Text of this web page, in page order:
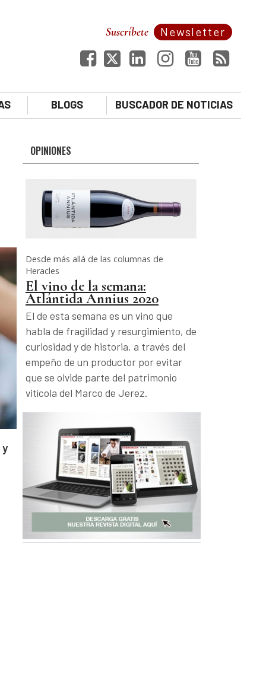
Newsletter
Suscríbete
BLOGS BUSCADOR DE NOTICIAS
OPINIONES
Desde más allá de las columnas de
Heracles
El vino de la semana:
Atlántida Annius 2020
El de esta semana es un vino que
habla de fragilidad y resurgimiento, de
curiosidad y de historia, a través del
empeño de un productor por evitar
que se olvide parte del patrimonio
vitícola del Marco de Jerez.